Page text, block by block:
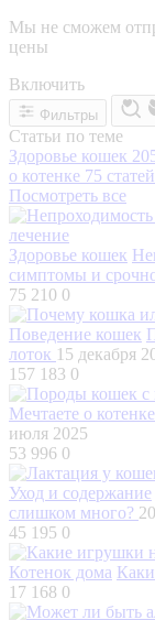
Мы не сможем
цены
Включить
Фильтры
Статьи по теме
Здоровье кошек
о котенке 75 статей
Посмотреть все
Здоровье кошек
симптомы и
75 210 0
Поведение кошек
лоток 15 декабря
157 183 0
Мечтаете о котенке
июля 2025
53 996 0
Уход и содержание
слишком много?
45 195 0
Котенок дома
17 168 0